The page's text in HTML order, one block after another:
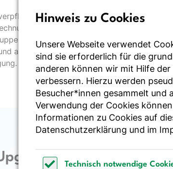
deckt DGExpert alle
in der Küche bis hin zur Beratung von
ab. Damit ist es ideal für den Einsatz in
allen Einrichtungen der
auf Version 2
Hinweis zu Cookies
Unsere Webseite verwendet
sind sie erforderlich für die
anderen können wir mit Hilfe
verbessern. Hierzu werden
Besucher*innen gesammelt und
Verwendung der Cookies
Informationen zu Cookies auf
Datenschutzerklärung und im
Technisch notwendige